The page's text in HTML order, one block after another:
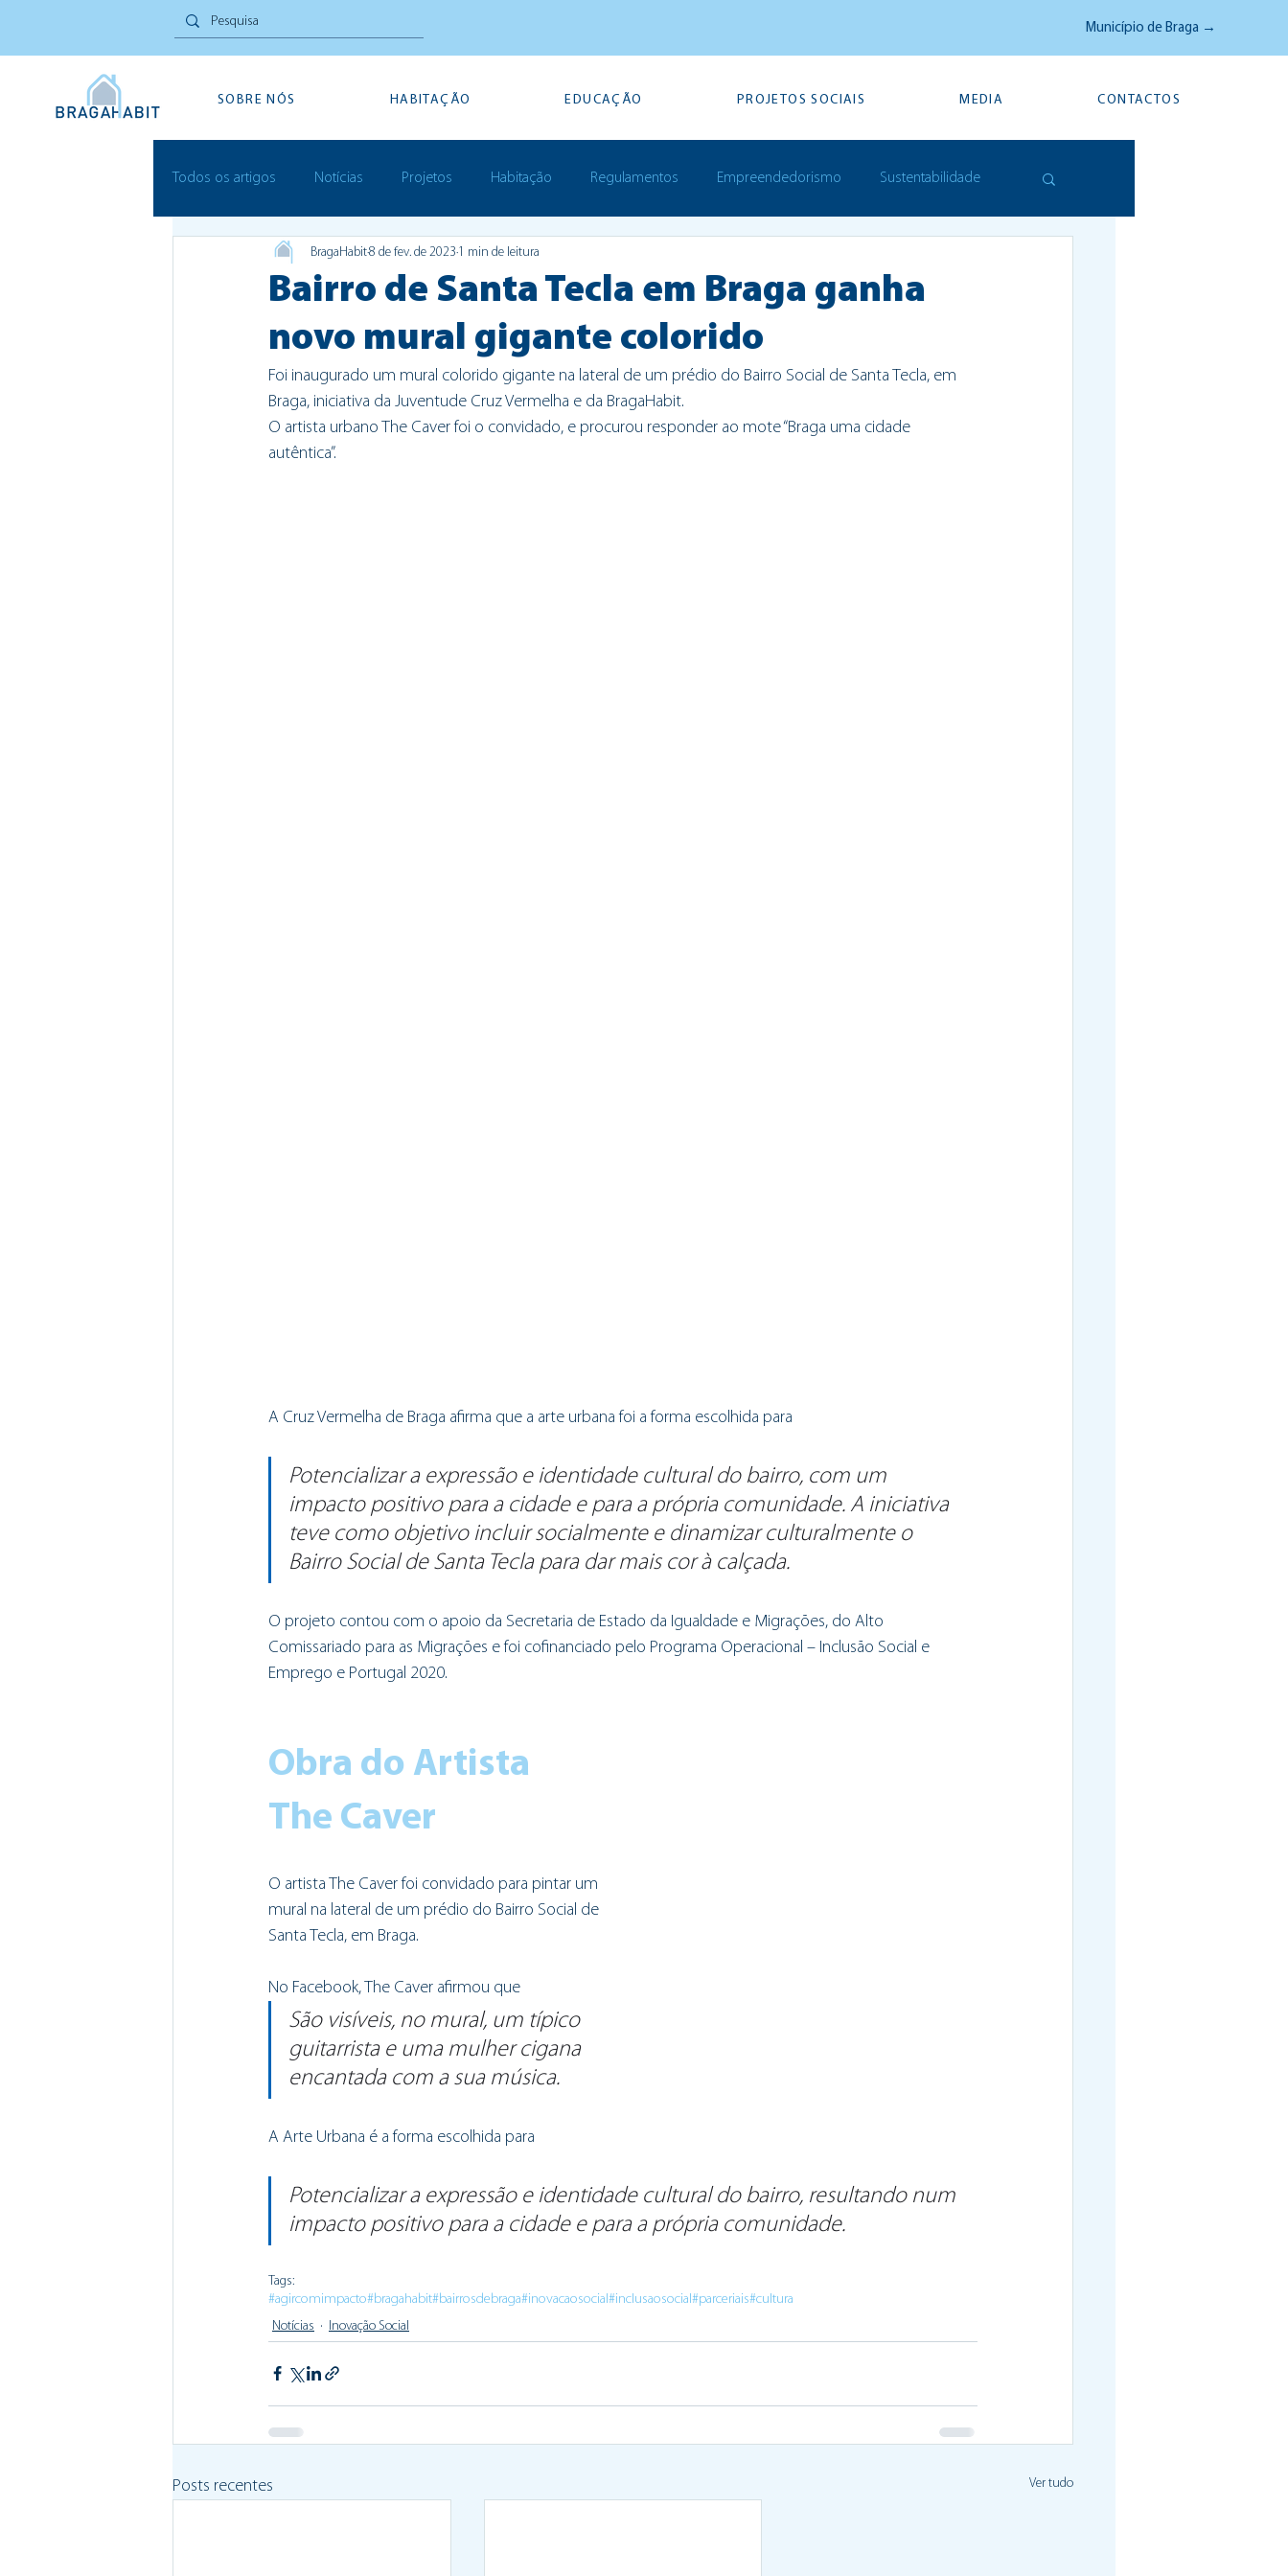
Município de Braga →
SOBRE NÓS HABITAÇÃO EDUCAÇÃO PROJETOS SOCIAIS MEDIA CONTACTOS
Todos os artigos Notícias Projetos Habitação Regulamentos Empreendedorismo Sustentabilidade
Inovação Social Festivais Prémios
Bairro de Santa Tecla em Braga ganha
novo mural gigante colorido
BragaHabit8 de fev. de 2023 1 min de leitura
Foi inaugurado um mural colorido gigante na lateral de um prédio do Bairro Social de Santa Tecla, em
Braga, iniciativa da Juventude Cruz Vermelha e da BragaHabit.
O artista urbano The Caver foi o convidado, e procurou responder ao mote “Braga uma cidade
autêntica”.
A Cruz Vermelha de Braga afirma que a arte urbana foi a forma escolhida para
Potencializar a expressão e identidade cultural do bairro, com um
impacto positivo para a cidade e para a própria comunidade. A iniciativa
teve como objetivo incluir socialmente e dinamizar culturalmente o
Bairro Social de Santa Tecla para dar mais cor à calçada.
O projeto contou com o apoio da Secretaria de Estado da Igualdade e Migrações, do Alto
Comissariado para as Migrações e foi cofinanciado pelo Programa Operacional – Inclusão Social e
Emprego e Portugal 2020.
Obra do Artista
The Caver
O artista The Caver foi convidado para pintar um
mural na lateral de um prédio do Bairro Social de
Santa Tecla, em Braga.
No Facebook, The Caver afirmou que
São visíveis, no mural, um típico
guitarrista e uma mulher cigana
encantada com a sua música.
A Arte Urbana é a forma escolhida para
Potencializar a expressão e identidade cultural do bairro, resultando num
impacto positivo para a cidade e para a própria comunidade.
Tags:
#agircomimpacto#bragahabit#bairrosdebraga#inovacaosocial #inclusaosocial #parceriais#cultura
Notícias
Inovação Social
Posts recentes Ver tudo